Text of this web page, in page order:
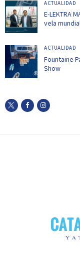
ACTUALIDAD
E-LEKTRA
vela
ACTUALIDAD
Fountaine
Show